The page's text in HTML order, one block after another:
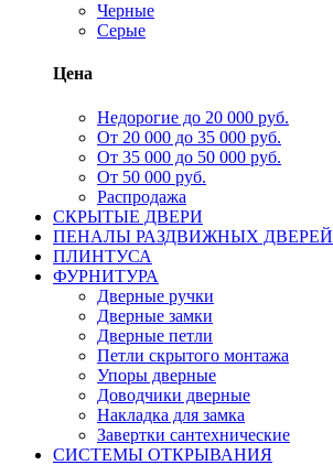
Черные
Серые
Цена
Недорогие до 20 000 руб.
От 20 000 до 35 000 руб.
От 35 000 до 50 000 руб.
От 50 000 руб.
Распродажа
СКРЫТЫЕ ДВЕРИ
ПЕНАЛЫ РАЗДВИЖНЫХ ДВЕРЕЙ
ПЛИНТУСА
ФУРНИТУРА
Дверные ручки
Дверные замки
Дверные петли
Петли скрытого монтажа
Упоры дверные
Доводчики дверные
Накладка для замка
Завертки сантехнические
СИСТЕМЫ ОТКРЫВАНИЯ